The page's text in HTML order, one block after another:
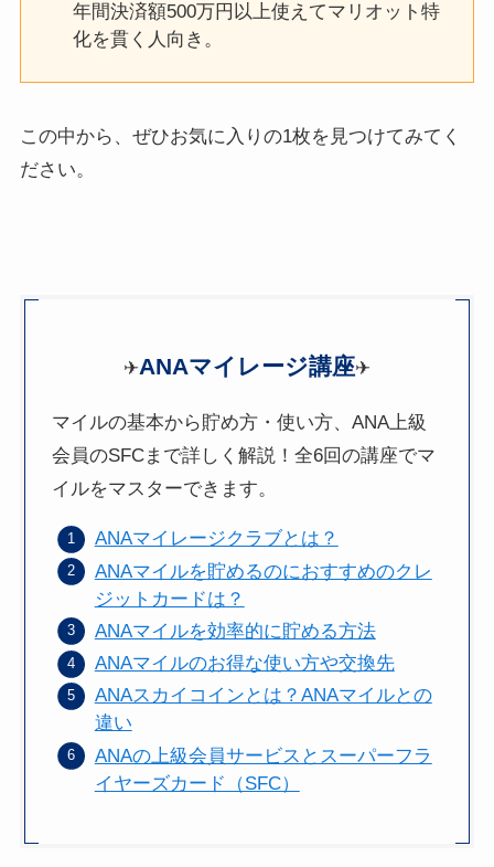
年間決済額500万円以上使えてマリオット特
化を貫く人向き。
この中から、ぜひお気に入りの1枚を見つけてみてく
ださい。
✈ANAマイレージ講座✈
マイルの基本から貯め方・使い方、ANA上級
会員のSFCまで詳しく解説！全6回の講座でマ
イルをマスターできます。
ANAマイレージクラブとは？
ANAマイルを貯めるのにおすすめのクレ
ジットカードは？
ANAマイルを効率的に貯める方法
ANAマイルのお得な使い方や交換先
ANAスカイコインとは？ANAマイルとの
違い
ANAの上級会員サービスとスーパーフラ
イヤーズカード（SFC）